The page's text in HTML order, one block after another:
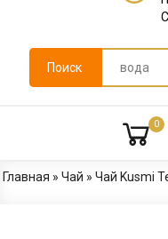
Поиск
0
Главная » Чай » Чай Kusmi